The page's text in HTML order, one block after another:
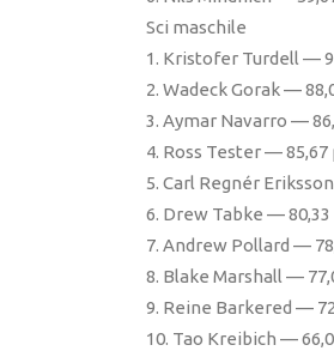
Sci maschile
1. Kristofer Turdell —
2. Wadeck Gorak —
3. Aymar Navarro —
4. Ross Tester — 85,67
5. Carl Regnér
6. Drew Tabke — 80,33
7. Andrew Pollard —
8. Blake Marshall —
9. Reine Barkered —
10. Tao Kreibich —